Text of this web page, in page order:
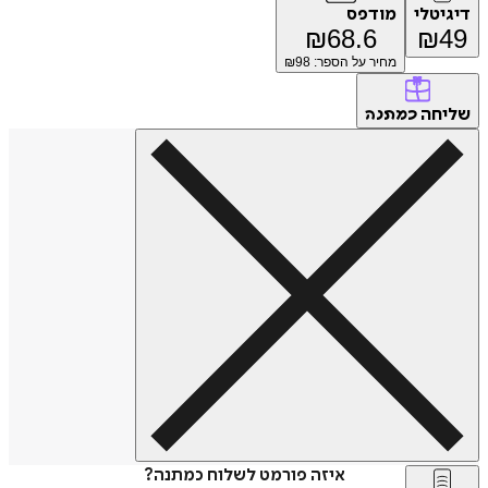
₪
מודפס
₪68.6
מחיר על הספר: ₪98
כמתנה
איזה פורמט לשלוח כמתנה?